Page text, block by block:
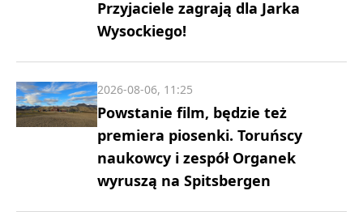
Przyjaciele zagrają dla Jarka
Wysockiego!
Powstanie film, będzie też
premiera piosenki. Toruńscy
naukowcy i zespół Organek
wyruszą na Spitsbergen
2026-08-06, 11:25